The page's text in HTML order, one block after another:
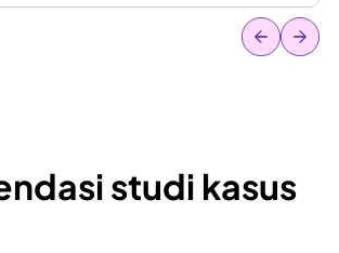
studi kasus